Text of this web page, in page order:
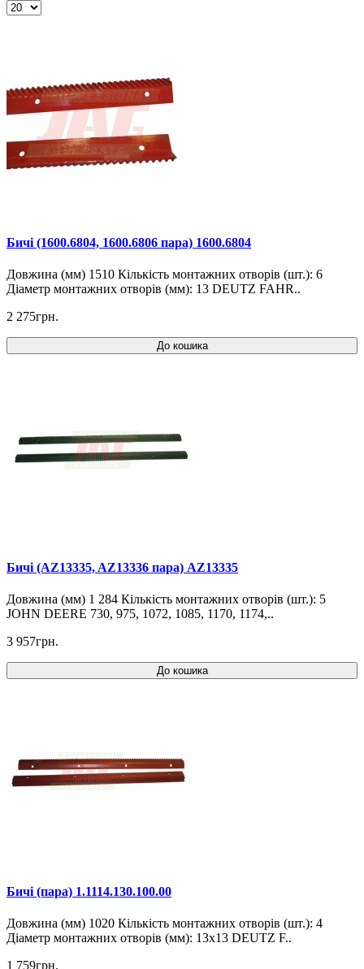
Бичі (1600.6804, 1600.6806 пара) 1600.6804
Довжина (мм) 1510 Кількість монтажних отворів (шт.): 6
Діаметр монтажних отворів (мм): 13 DEUTZ FAHR..
2 275грн.
До кошика
Бичі (AZ13335, AZ13336 пара) AZ13335
Довжина (мм) 1 284 Кількість монтажних отворів (шт.): 5
JOHN DEERE 730, 975, 1072, 1085, 1170, 1174,..
3 957грн.
До кошика
Бичі (пара) 1.1114.130.100.00
Довжина (мм) 1020 Кількість монтажних отворів (шт.): 4
Діаметр монтажних отворів (мм): 13x13 DEUTZ F..
1 759грн.